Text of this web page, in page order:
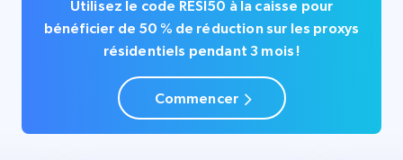
Utilisez le code RESI50 à la caisse pour
bénéficier de 50 % de réduction sur les proxys
résidentiels pendant 3 mois !
Commencer